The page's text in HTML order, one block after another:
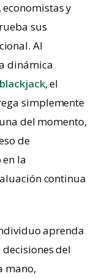
y
sus
Al
dinámica
blackjack, el
simplemente
del momento,
de
la
continua
aprenda
del
mano,